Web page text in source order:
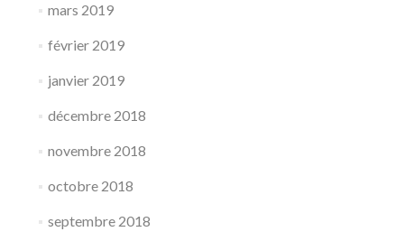
mars 2019
février 2019
janvier 2019
décembre 2018
novembre 2018
octobre 2018
septembre 2018